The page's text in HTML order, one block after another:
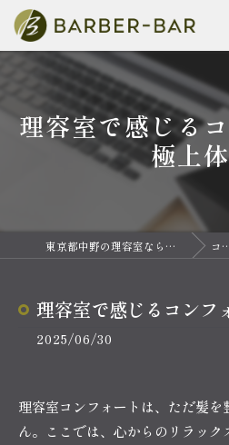
理容室で感じる
極上
東京都中野の理容室ならバーバーバー 中野 コラム
理容室で感じるコンフ
2025/06/30
理容室コンフォートは、ただ髪
ん。ここでは、心からのリラッ